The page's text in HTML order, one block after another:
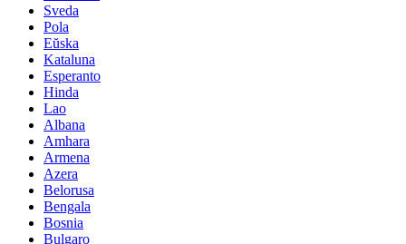
Sveda
Pola
Eŭska
Kataluna
Esperanto
Hinda
Lao
Albana
Amhara
Armena
Azera
Belorusa
Bengala
Bosnia
Bulgaro